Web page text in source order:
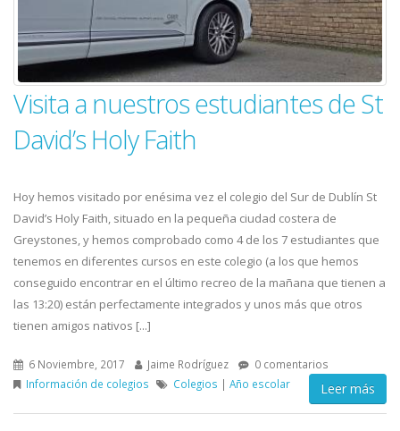
Visita a nuestros estudiantes de St
David’s Holy Faith
Hoy hemos visitado por enésima vez el colegio del Sur de Dublín St
David’s Holy Faith, situado en la pequeña ciudad costera de
Greystones, y hemos comprobado como 4 de los 7 estudiantes que
tenemos en diferentes cursos en este colegio (a los que hemos
conseguido encontrar en el último recreo de la mañana que tienen a
las 13:20) están perfectamente integrados y unos más que otros
tienen amigos nativos [...]
6 Noviembre, 2017 Jaime Rodríguez
0 comentarios
Información de colegios
Colegios | Año escolar Leer más